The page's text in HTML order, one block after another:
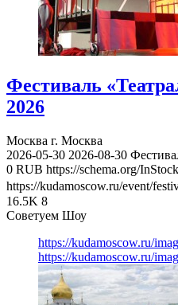
Фестиваль
2026
Москва г. Москва
2026-05-30 2026-08-30
0 RUB https://schema.org/InStock
https://kudamoscow.ru/event/
16.5K 8
Советуем Шоу
https://kudamoscow.ru/
https://kudamoscow.ru/